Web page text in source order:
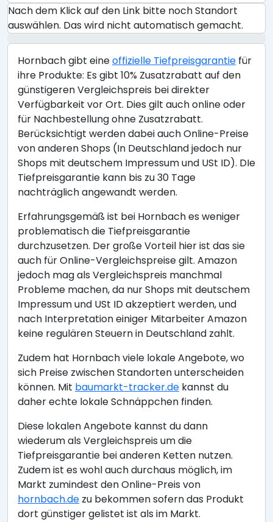
Nach dem Klick auf den Link bitte noch Standort
auswählen. Das wird nicht automatisch gemacht.
Hornbach gibt eineoffizielle Tiefpreisgarantie für
ihre Produkte: Es gibt 10% Zusatzrabatt auf den
günstigeren Vergleichspreis bei direkter
Verfügbarkeit vor Ort. Dies gilt auch online oder
für Nachbestellung ohne Zusatzrabatt.
Berücksichtigt werden dabei auch Online-Preise
von anderen Shops (In Deutschland jedoch nur
Shops mit deutschem Impressum und USt ID). DIe
Tiefpreisgarantie kann bis zu 30 Tage
nachträglich angewandt werden.
Erfahrungsgemäß ist bei Hornbach es weniger
problematisch die Tiefpreisgarantie
durchzusetzen. Der große Vorteil hier ist das sie
auch für Online-Vergleichspreise gilt. Amazon
jedoch mag als Vergleichspreis manchmal
Probleme machen, da nur Shops mit deutschem
Impressum und USt ID akzeptiert werden, und
nach Interpretation einiger Mitarbeiter Amazon
keine regulären Steuern in Deutschland zahlt.
Zudem hat Hornbach viele lokale Angebote, wo
sich Preise zwischen Standorten unterscheiden
können. Mit baumarkt-tracker.de kannst du
daher echte lokale Schnäppchen finden.
Diese lokalen Angebote kannst du dann
wiederum als Vergleichspreis um die
Tiefpreisgarantie bei anderen Ketten nutzen.
Zudem ist es wohl auch durchaus möglich, im
Markt zumindest den Online-Preis von
hornbach.de zu bekommen sofern das Produkt
dort günstiger gelistet ist als im Markt.